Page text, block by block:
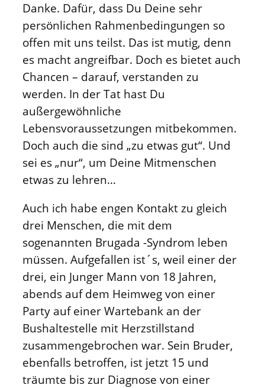
Danke. Dafür, dass Du Deine sehr
persönlichen Rahmenbedingungen so
offen mit uns teilst. Das ist mutig, denn
es macht angreifbar. Doch es bietet auch
Chancen – darauf, verstanden zu
werden. In der Tat hast Du
außergewöhnliche
Lebensvoraussetzungen mitbekommen.
Doch auch die sind „zu etwas gut“. Und
sei es „nur“, um Deine Mitmenschen
etwas zu lehren…
Auch ich habe engen Kontakt zu gleich
drei Menschen, die mit dem
sogenannten Brugada -Syndrom leben
müssen. Aufgefallen ist´s, weil einer der
drei, ein Junger Mann von 18 Jahren,
abends auf dem Heimweg von einer
Party auf einer Wartebank an der
Bushaltestelle mit Herzstillstand
zusammengebrochen war. Sein Bruder,
ebenfalls betroffen, ist jetzt 15 und
träumte bis zur Diagnose von einer